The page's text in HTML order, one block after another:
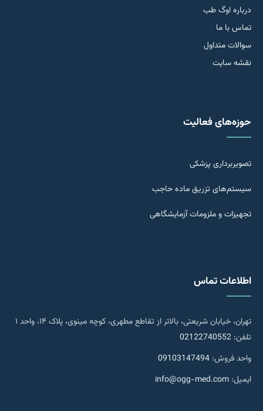
درباره اوگ طب
تماس با ما
سوالات متداول
نقشه سایت
حوزه‌های فعالیت
تصویربرداری پزشکی
سیستم‌های تزریق ماده حاجب
تجهیزات و ملزومات آزمایشگاهی
اطلاعات تماس
تهران، خیابان شریعتی، بالاتر از تقاطع مطهری، کوچه مینوی، پلاک ۱۴، واحد ۱
تلفن: 02122740552
واحد فروش: 09103147494
ایمیل: info@ogg-med.com